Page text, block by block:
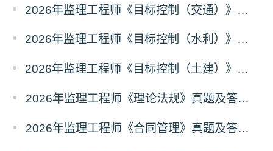
2026年监理工程师《目标控制（交通）》真题及答案解析（考后更新）
2026年监理工程师《目标控制（水利）》真题及答案解析考后更新
2026年监理工程师《目标控制（土建）》真题及答案解析（考后更新）
2026年监理工程师《理论法规》真题及答案解析（已更新）
2026年监理工程师《合同管理》真题及答案解析（已更新）